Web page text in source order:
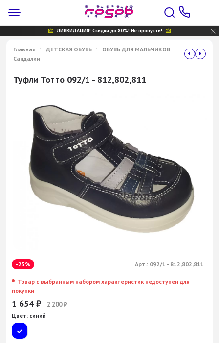
ЛИКВИДАЦИЯ! Скидки до 80%! Не пропусти!
Главная ДЕТСКАЯ ОБУВЬ
ОБУВЬ ДЛЯ МАЛЬЧИКОВ
Сандалии
Туфли Тотто 092/1 - 812,802,811
-25% Арт.: 092/1 - 812,802,811
Товар с выбранным набором характеристик недоступен для
покупки
1 654₽ 2 200₽
Цвет: синий